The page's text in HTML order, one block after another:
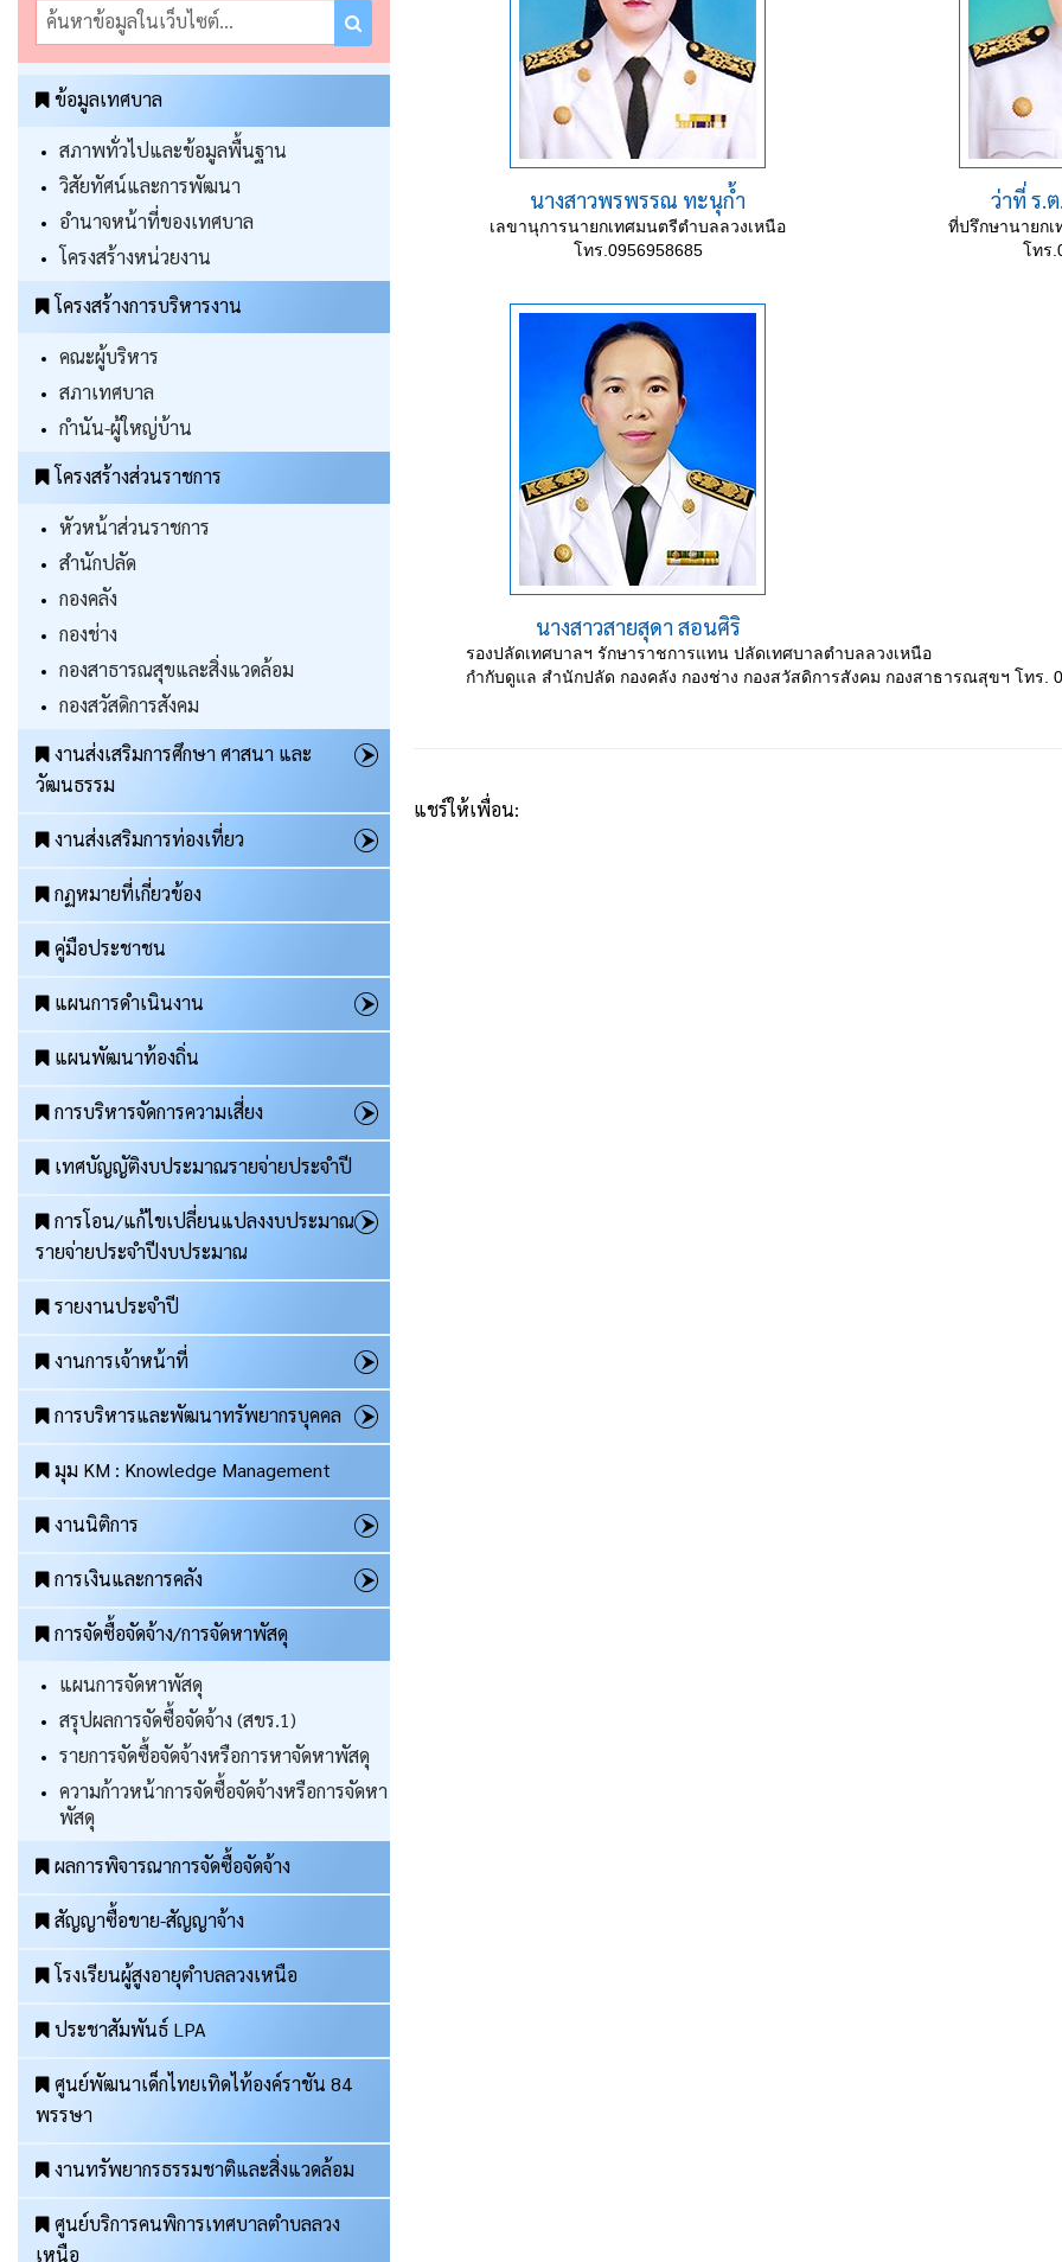
ข้อมูลเทศบาล
สภาพทั่วไปและข้อมูลพื้นฐาน
วิสัยทัศน์และการพัฒนา
อำนาจหน้าที่ของเทศบาล
โครงสร้างหน่วยงาน
โครงสร้างการบริหารงาน
คณะผู้บริหาร
สภาเทศบาล
กำนัน-ผู้ใหญ่บ้าน
โครงสร้างส่วนราชการ
หัวหน้าส่วนราชการ
สำนักปลัด
กองคลัง
กองช่าง
กองสาธารณสุขและสิ่งแวดล้อม
กองสวัสดิการสังคม
งานส่งเสริมการศึกษา ศาสนา และ
วัฒนธรรม
งานส่งเสริมการท่องเที่ยว
กฏหมายที่เกี่ยวข้อง
คู่มือประชาชน
แผนการดำเนินงาน
แผนพัฒนาท้องถิ่น
การบริหารจัดการความเสี่ยง
เทศบัญญัติงบประมาณรายจ่ายประจำปี
การโอน/แก้ไขเปลี่ยนแปลงงบประมาณ
รายจ่ายประจำปีงบประมาณ
รายงานประจำปี
งานการเจ้าหน้าที่
การบริหารและพัฒนาทรัพยากรบุคคล
มุม KM : Knowledge Management
งานนิติการ
การเงินและการคลัง
การจัดซื้อจัดจ้าง/การจัดหาพัสดุ
แผนการจัดหาพัสดุ
สรุปผลการจัดซื้อจัดจ้าง (สขร.1)
รายการจัดซื้อจัดจ้างหรือการหาจัดหาพัสดุ
ความก้าวหน้าการจัดซื้อจัดจ้างหรือการจัดหา
พัสดุ
ผลการพิจารณาการจัดซื้อจัดจ้าง
สัญญาซื้อขาย-สัญญาจ้าง
โรงเรียนผู้สูงอายุตำบลลวงเหนือ
ประชาสัมพันธ์ LPA
ศูนย์พัฒนาเด็กไทยเทิดไท้องค์ราชัน 84
พรรษา
งานทรัพยากรธรรมชาติและสิ่งแวดล้อม
ศูนย์บริการคนพิการเทศบาลตำบลลวง
เหนือ
นางสาวพรพรรณ ทะนุก้ำ
เลขานุการนายกเทศมนตรีตำบลลวงเหนือ
โทร.0956958685
ว่าที่ ร.
ที่ปรึกษานายก
โทร
นางสาวสายสุดา สอนศิริ
รองปลัดเทศบาลฯ รักษาราชการแทน ปลัดเทศบาลตำบลลวงเหนือ
กำกับดูแล สำนักปลัด กองคลัง กองช่าง กองสวัสดิการสังคม กองสาธารณสุขฯ โทร.
แชร์ให้เพื่อน: